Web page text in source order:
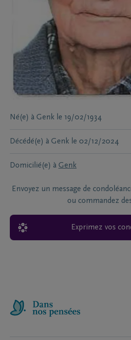
Né(e) à Genk le 19/02/1934
Décédé(e) à Genk le 02/12/2024
Domicilié(e) à Genk
Envoyez un message de
ou commandez
Exprimez vos